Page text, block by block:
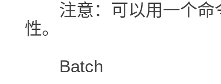
注意：可以用一个命
性。
Batch